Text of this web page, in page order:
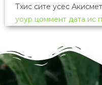
Тхис сите усес
yоур цоммент дата ис